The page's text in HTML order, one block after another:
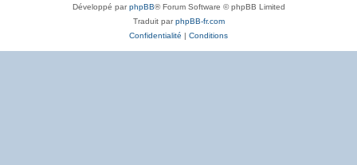
Développé parphpBB® Forum Software © phpBB Limited
Traduit parphpBB-fr.com
Confidentialité | Conditions